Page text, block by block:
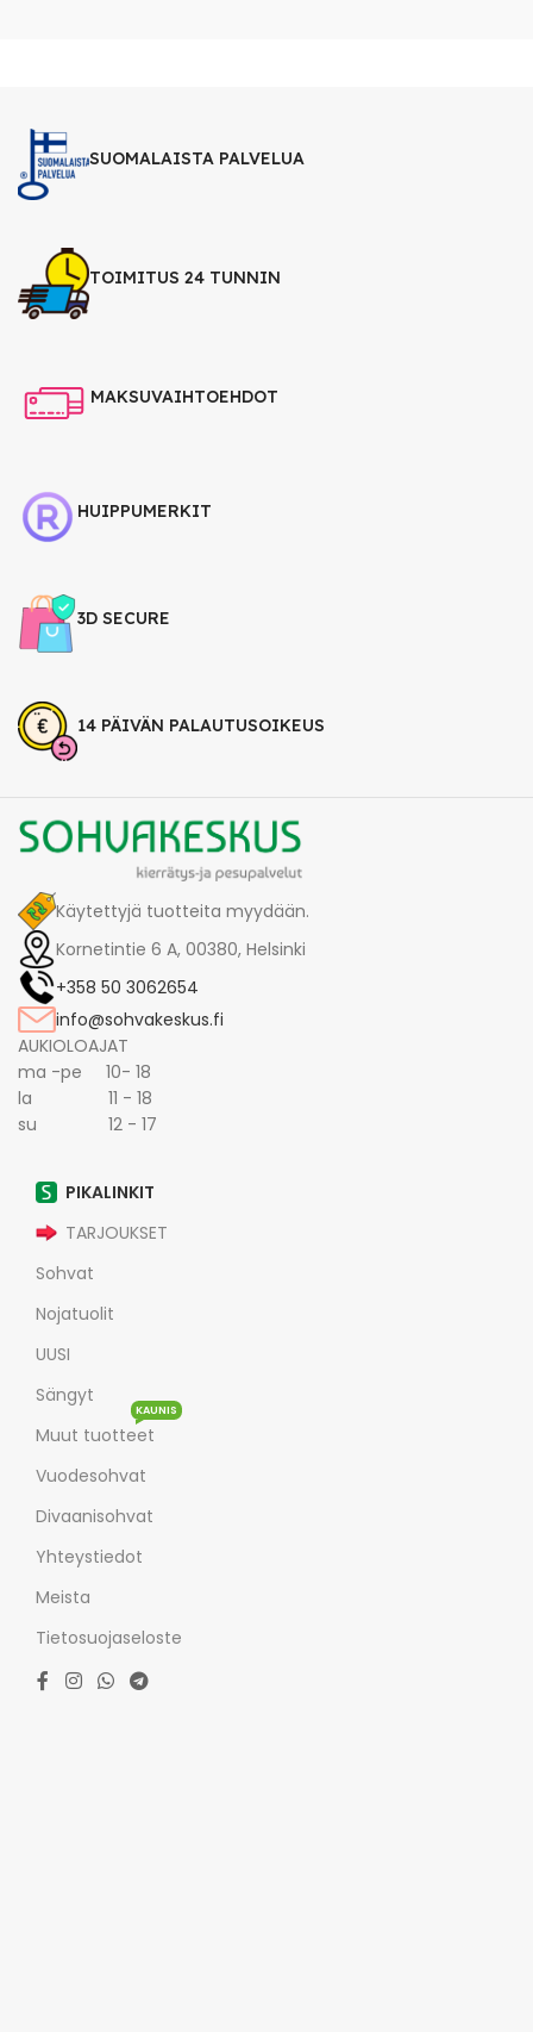
SUOMALAISTA PALVELUA
TOIMITUS 24 TUNNIN
MAKSUVAIHTOEHDOT
HUIPPUMERKIT
3D SECURE
14 PÄIVÄN PALAUTUSOIKEUS
Käytettyjä tuotteita myydään.
Kornetintie 6 A, 00380, Helsinki
+358 50 3062654
info@sohvakeskus.fi
AUKIOLOAJAT
ma -pe 10- 18
la 11 - 18
su 12 - 17
PIKALINKIT
TARJOUKSET
Sohvat
Nojatuolit
UUSI
Sängyt
Muut tuotteet
KAUNIS
Vuodesohvat
Divaanisohvat
Yhteystiedot
Meista
Tietosuojaseloste